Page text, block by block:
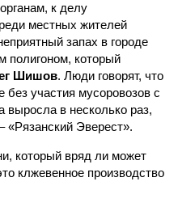
к делу
местных жителей
запах в городе
полигоном, который
Шишов. Люди говорят, что
без участия мусоровозов с
выросла в несколько раз,
«Рязанский Эверест».
который вряд ли может
клжевенное производство